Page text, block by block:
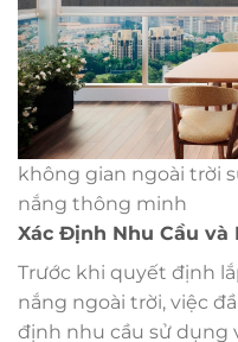
không gian ngoài trời
nắng thông minh
Xác Định Nhu Cầu và
Trước khi quyết định
nắng ngoài trời, việc
định nhu cầu sử dụng